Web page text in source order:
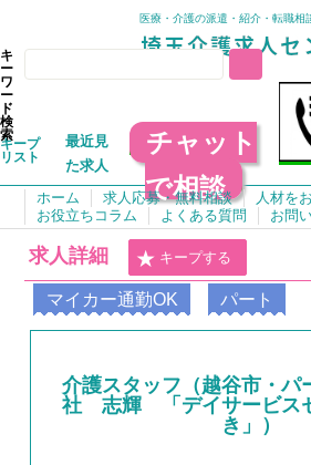
医療・介護の派遣・紹介・転職相
キ
ー
ワ
ー
ド
検
索
キープ
リスト
最近見
た求人
チャット
で相談
ホーム 求人応募・無料相談
人材を
お役立ちコラム
よくある質問 お問
求人詳細 キープする
マイカー通勤OK パート
介護スタッフ（越谷市・パ
社 志輝 「デイサービス
き」）